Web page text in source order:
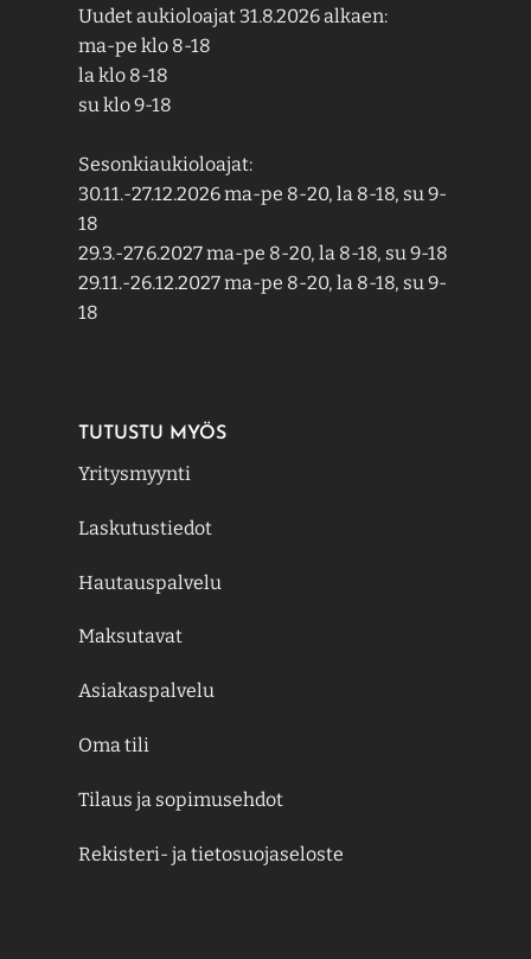
Uudet aukioloajat 31.8.2026 alkaen:
ma-pe klo 8-18
la klo 8-18
su klo 9-18
Sesonkiaukioloajat:
30.11.-27.12.2026 ma-pe 8-20, la 8-18, su 9-
18
29.3.-27.6.2027 ma-pe 8-20, la 8-18, su 9-18
29.11.-26.12.2027 ma-pe 8-20, la 8-18, su 9-
18
TUTUSTU MYÖS
Yritysmyynti
Laskutustiedot
Hautauspalvelu
Maksutavat
Asiakaspalvelu
Oma tili
Tilaus ja sopimusehdot
Rekisteri- ja tietosuojaseloste